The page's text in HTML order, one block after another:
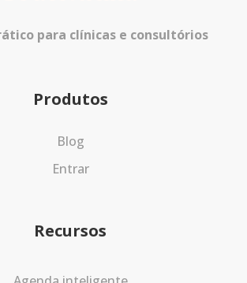
para clínicas e consultórios
Produtos
Blog
Entrar
Recursos